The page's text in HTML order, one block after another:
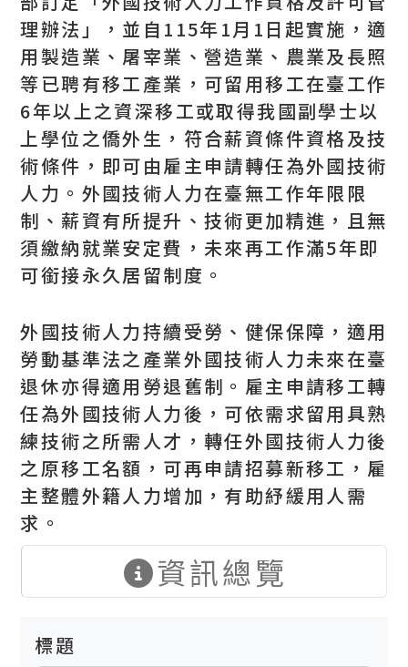
理辦法」，並自115年1月1日起實施，適
用製造業、屠宰業、營造業、農業及長照
等已聘有移工產業，可留用移工在臺工作
6年以上之資深移工或取得我國副學士以
上學位之僑外生，符合薪資條件資格及技
術條件，即可由雇主申請轉任為外國技術
人力。外國技術人力在臺無工作年限限
制、薪資有所提升、技術更加精進，且無
須繳納就業安定費，未來再工作滿5年即
可銜接永久居留制度。
外國技術人力持續受勞、健保保障，適用
勞動基準法之產業外國技術人力未來在臺
退休亦得適用勞退舊制。雇主申請移工轉
任為外國技術人力後，可依需求留用具熟
練技術之所需人才，轉任外國技術人力後
之原移工名額，可再申請招募新移工，雇
主整體外籍人力增加，有助紓緩用人需
求。
資訊總覽
標題